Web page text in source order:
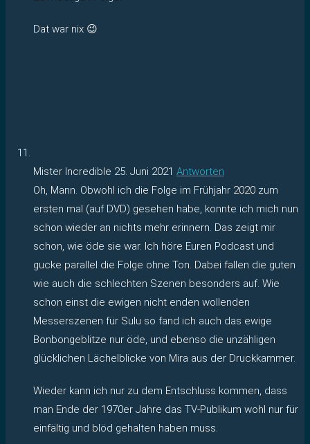
Dat war nix 😉
Mister Incredible 25. Juni 2021 Antworten
Oh, Mann. Obwohl ich die Folge im Frühjahr 2020 zum
ersten mal (auf DVD) gesehen habe, konnte ich mich nun
schon wieder an nichts mehr erinnern. Das zeigt mir
schon, wie öde sie war. Ich höre Euren Podcast und
gucke parallel die Folge ohne Ton. Dabei fallen die guten
wie auch die schlechten Szenen besonders auf. Wie
schon einst die ewigen nicht enden wollenden
Messerszenen für Sulu so fand ich auch das ewige
Bonbongeblitze nur öde, und ebenso die unzähligen
glücklichen Lächelblicke von Mira aus der Druckkammer.
Wieder kann ich nur zu dem Entschluss kommen, dass
man Ende der 1970er Jahre das TV-Publikum wohl nur für
einfältig und blöd gehalten haben muss.